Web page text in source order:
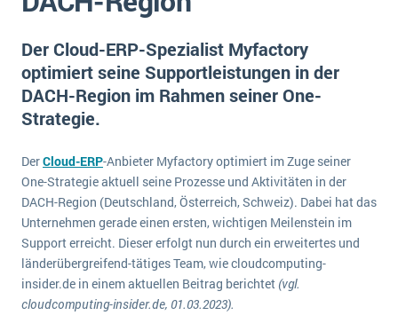
Vergleich
Auswahl
Einführung
Auswertung
Service und Wartung
E-commerce
Einzelhandel
Finanzen
Grosshandel
Handel
Handwerk
Health Care
IKT
Installation
Landwirtschaft
Maschinenbau
Die 4 Komponenten eines CRM-Systems
Was ist Data Mining? - Ein Leitfaden für Unternehmen
Mehr über ERP-Software
ERP Wissenszentrum
Offene Stellen bei ERP-Lieferanten
Über uns
DSGVO/GDPR
Impressum
Der Cloud-ERP-Spezialist Myfactory
optimiert seine Supportleistungen in der
DACH-Region im Rahmen seiner One-
Strategie.
DerCloud-ERP-Anbieter Myfactory optimiert im Zuge seiner
One-Strategie aktuell seine Prozesse und Aktivitäten in der
DACH-Region (Deutschland, Österreich, Schweiz). Dabei hat das
Unternehmen gerade einen ersten, wichtigen Meilenstein im
Support erreicht. Dieser erfolgt nun durch ein erweitertes und
länderübergreifend-tätiges Team, wie cloudcomputing-
insider.de in einem aktuellen Beitrag berichtet (vgl.
cloudcomputing-insider.de, 01.03.2023).